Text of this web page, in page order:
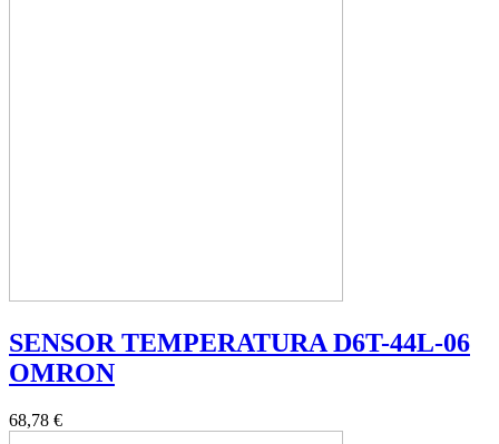
SENSOR TEMPERATURA D6T-44L-06
OMRON
68,78 €